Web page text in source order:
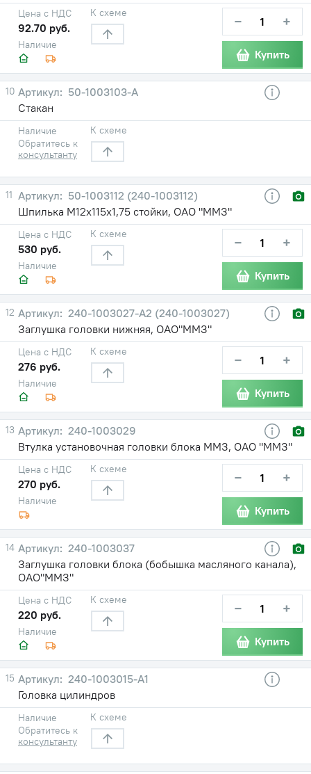
Наличие
Цена с НДС
92.70 руб.
К схеме − +
Купить
10
50-1003103-А
Стакан
Наличие
Обратитесь к
консультанту
К схеме
11
50-1003112 (240-1003112)
Шпилька М12х115х1,75 стойки, ОАО "ММЗ"
Наличие
Цена с НДС
530 руб.
К схеме − +
Купить
12
240-1003027-А2 (240-1003027)
Заглушка головки нижняя, ОАО"ММЗ"
Наличие
Цена с НДС
276 руб.
К схеме − +
Купить
13
240-1003029
Втулка установочная головки блока ММЗ, ОАО "ММЗ"
Наличие
Цена с НДС
270 руб.
К схеме − +
Купить
14
240-1003037
Заглушка головки блока (бобышка масляного канала),
ОАО"ММЗ"
Наличие
Цена с НДС
220 руб.
К схеме − +
Купить
15
240-1003015-А1
Головка цилиндров
Наличие
Обратитесь к
консультанту
К схеме